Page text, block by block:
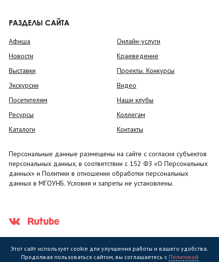
РАЗДЕЛЫ САЙТА
Афиша
Новости
Выставки
Экскурсии
Посетителям
Ресурсы
Каталоги
Онлайн-услуги
Краеведение
Проекты. Конкурсы
Видео
Наши клубы
Коллегам
Контакты
Персональные данные размещены на сайте с согласия субъектов
персональных данных, в соответствии с 152 ФЗ «О Персональных
данных» и Политики в отношении обработки персональных
данных в МГОУНБ. Условия и запреты не установлены.
Этот сайт использует cookie для улучшения работы и вашего удобства.
Продолжая пользоваться сайтом, вы соглашаетесь с Политикой